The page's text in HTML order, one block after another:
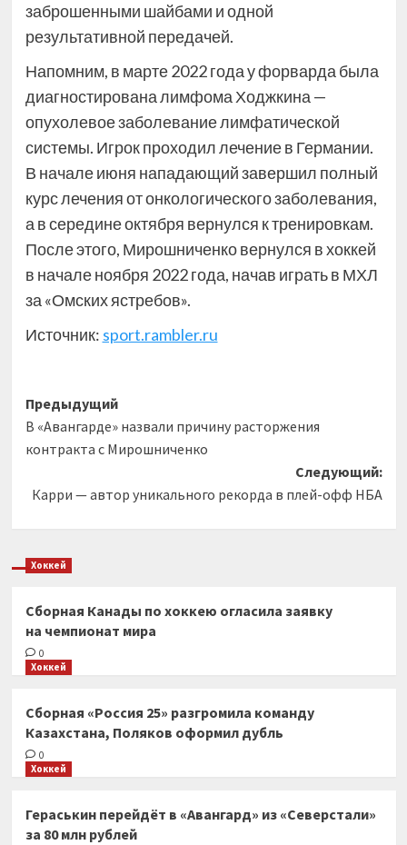
заброшенными шайбами и одной
результативной передачей.
Напомним, в марте 2022 года у форварда была
диагностирована лимфома Ходжкина —
опухолевое заболевание лимфатической
системы. Игрок проходил лечение в Германии.
В начале июня нападающий завершил полный
курс лечения от онкологического заболевания,
а в середине октября вернулся к тренировкам.
После этого, Мирошниченко вернулся в хоккей
в начале ноября 2022 года, начав играть в МХЛ
за «Омских ястребов».
Источник: sport.rambler.ru
Навигация
записи
Предыдущий
В «Авангарде» назвали причину расторжения
контракта с Мирошниченко
Следующий:
Карри — автор уникального рекорда в плей-офф НБА
Хоккей
Сборная Канады по хоккею огласила заявку
на чемпионат мира
0
Хоккей
Сборная «Россия 25» разгромила команду
Казахстана, Поляков оформил дубль
0
Хоккей
Гераськин перейдёт в «Авангард» из «Северстали»
за 80 млн рублей